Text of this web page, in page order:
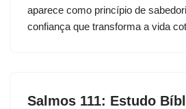
aparece como princípio de
confiança que transforma a vida
Salmos 111: Estudo